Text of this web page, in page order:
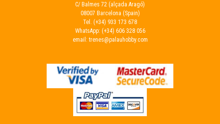
C/ Balmes 72 (alçada Aragó)
08007 Barcelona (Spain)
Tel. (+34) 933 173 678
WhatsApp: (+34) 606 328 056
email: trenes@palauhobby.com